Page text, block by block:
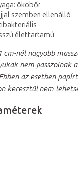
ökobőr
szemben ellenálló
élettartamú
cm-nél nagyobb
nem passzolnak a
az esetben
keresztül nem